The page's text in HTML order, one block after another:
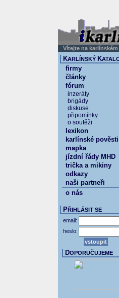
Vítejte na
KARLÍNSKÝ K
firmy
články
fórum
inzeráty
brigády
diskuse
připomínky
o soutěži
lexikon
karlínské pověsti
mapka
jízdní řády MHD
trička a mikiny
odkazy
naši partneři
o nás
PŘIHLÁSIT SE
email:
heslo:
DOPORUČUJEME